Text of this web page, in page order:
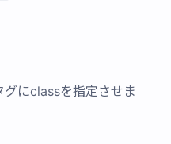
にclassを指定させま